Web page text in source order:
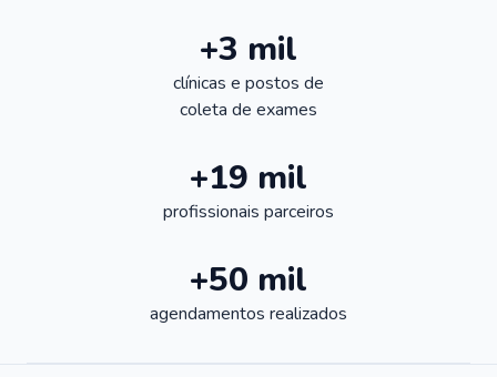
+3 mil
clínicas e postos de
coleta de exames
+19 mil
profissionais parceiros
+50 mil
agendamentos realizados